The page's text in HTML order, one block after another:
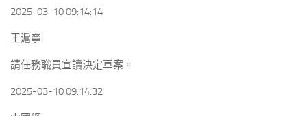
2025-03-10 09:14:14
王滬寧:
請任務職員宣讀決定草案。
2025-03-10 09:14:32